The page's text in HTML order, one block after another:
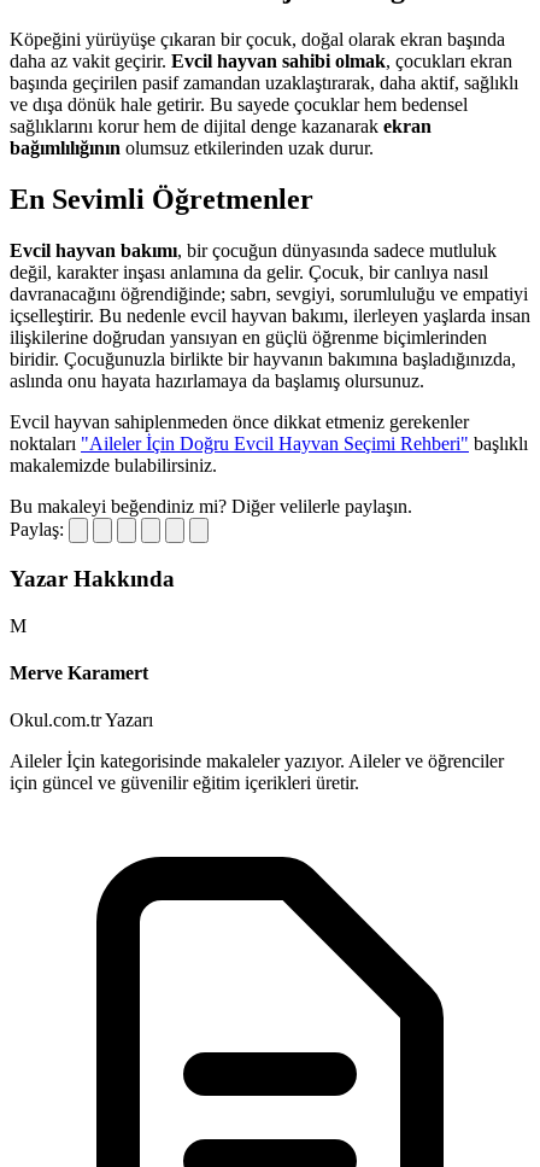
Köpeğini yürüyüşe çıkaran bir çocuk, doğal olarak ekran başında
daha az vakit geçirir. Evcil hayvan sahibi olmak, çocukları ekran
başında geçirilen pasif zamandan uzaklaştırarak, daha aktif, sağlıklı
ve dışa dönük hale getirir. Bu sayede çocuklar hem bedensel
sağlıklarını korur hem de dijital denge kazanarak ekran
bağımlılığının olumsuz etkilerinden uzak durur.
En Sevimli Öğretmenler
Evcil hayvan bakımı, bir çocuğun dünyasında sadece mutluluk
değil, karakter inşası anlamına da gelir. Çocuk, bir canlıya nasıl
davranacağını öğrendiğinde; sabrı, sevgiyi, sorumluluğu ve empatiyi
içselleştirir. Bu nedenle evcil hayvan bakımı, ilerleyen yaşlarda insan
ilişkilerine doğrudan yansıyan en güçlü öğrenme biçimlerinden
biridir. Çocuğunuzla birlikte bir hayvanın bakımına başladığınızda,
aslında onu hayata hazırlamaya da başlamış olursunuz.
Evcil hayvan sahiplenmeden önce dikkat etmeniz gerekenler
noktaları "Aileler İçin Doğru Evcil Hayvan Seçimi Rehberi" başlıklı
makalemizde bulabilirsiniz.
Bu makaleyi beğendiniz mi? Diğer velilerle paylaşın.
Paylaş:
Yazar Hakkında
M
Merve Karamert
Okul.com.tr Yazarı
Aileler İçin kategorisinde makaleler yazıyor. Aileler ve öğrenciler
için güncel ve güvenilir eğitim içerikleri üretir.